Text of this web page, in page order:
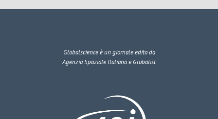
Globalscienceè un giornale edito da
Agenzia Spaziale Italiana e Globalist